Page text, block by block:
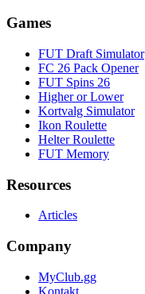
Games
FUT Draft Simulator
FC 26 Pack Opener
FUT Spins 26
Higher or Lower
Kortvalg Simulator
Ikon Roulette
Helter Roulette
FUT Memory
Resources
Articles
Company
MyClub.gg
Kontakt